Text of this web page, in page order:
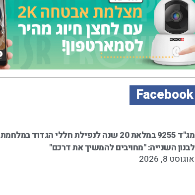
Facebook
מג"ד 9255 במלאת 20 שנה לנפילת חללי הגדוד במלחמת
לבנון השנייה: "מחויבים להמשיך את דרכם"
אוגוסט 8, 2026